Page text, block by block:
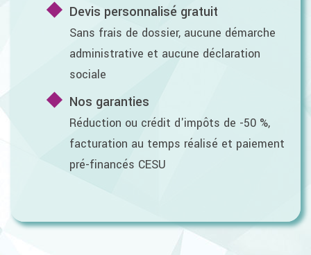
Devis personnalisé gratuit
Sans frais de dossier, aucune démarche
administrative et aucune déclaration
sociale
Nos garanties
Réduction ou crédit d'impôts de -50 %,
facturation au temps réalisé et paiement
pré-financés CESU